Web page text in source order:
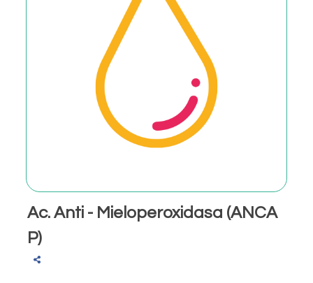
Ac. Anti - Mieloperoxidasa (ANCA
P)